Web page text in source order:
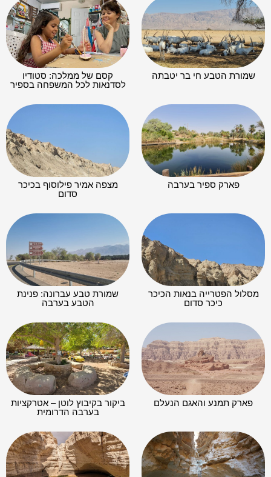
שמורת הטבע חי בר יטבתה
קסם של ממלכה: סטודיו
לסדנאות לכל המשפחה בספיר
פארק ספיר בערבה
מצפה אמיר פילוסוף בכיכר
סדום
מסלול הפטרייה בנאות הכיכר
כיכר סדום
שמורת טבע עברונה: פנינת
הטבע בערבה
פארק תמנע והאגם הנעלם
ביקור בקיבוץ לוטן – אטרקציות
בערבה הדרומית